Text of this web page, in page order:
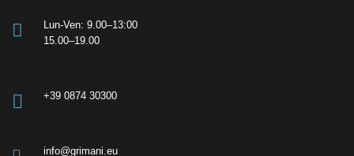
Lun-Ven: 9.00–13:00
15.00–19.00
+39 0874 30300
info@grimani.eu